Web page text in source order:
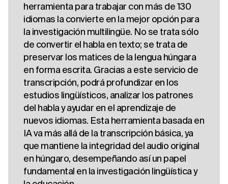
herramienta para trabajar con más de 130
idiomas la convierte en la mejor opción para
la investigación multilingüe. No se trata sólo
de convertir el habla en texto; se trata de
preservar los matices de la lengua húngara
en forma escrita. Gracias a este servicio de
transcripción, podrá profundizar en los
estudios lingüísticos, analizar los patrones
del habla y ayudar en el aprendizaje de
nuevos idiomas. Esta herramienta basada en
IA va más allá de la transcripción básica, ya
que mantiene la integridad del audio original
en húngaro, desempeñando así un papel
fundamental en la investigación lingüística y